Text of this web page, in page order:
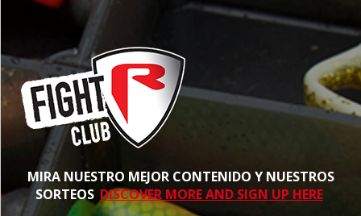
MIRA NUESTRO MEJOR CONTENIDO Y NUESTROS
SORTEOS DISCOVER MORE AND SIGN UP HERE